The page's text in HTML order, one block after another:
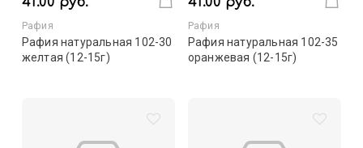
Рафия
Рафия натуральная 102-30
желтая (12-15г)
Рафия
Рафия натуральная 102-35
оранжевая (12-15г)